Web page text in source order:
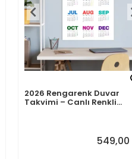
2026 Rengarenk Duvar
Takvimi – Canlı Renkli
549,00